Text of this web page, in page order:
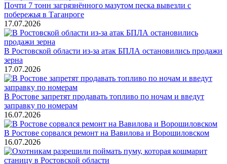
Почти 7 тонн загрязнённого мазутом песка вывезли с
побережья в Таганроге
17.07.2026
В Ростовской области из-за атак БПЛА остановились продажи
зерна
17.07.2026
В Ростове запретят продавать топливо по ночам и введут
заправку по номерам
16.07.2026
В Ростове сорвался ремонт на Вавилова и Ворошиловском
16.07.2026